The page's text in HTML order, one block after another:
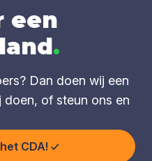
een
.
Dan doen wij een
doen, of steun ons en
CDA!